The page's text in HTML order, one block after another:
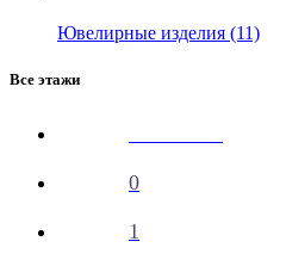
Ювелирные изделия (11)
Все этажи
0
1